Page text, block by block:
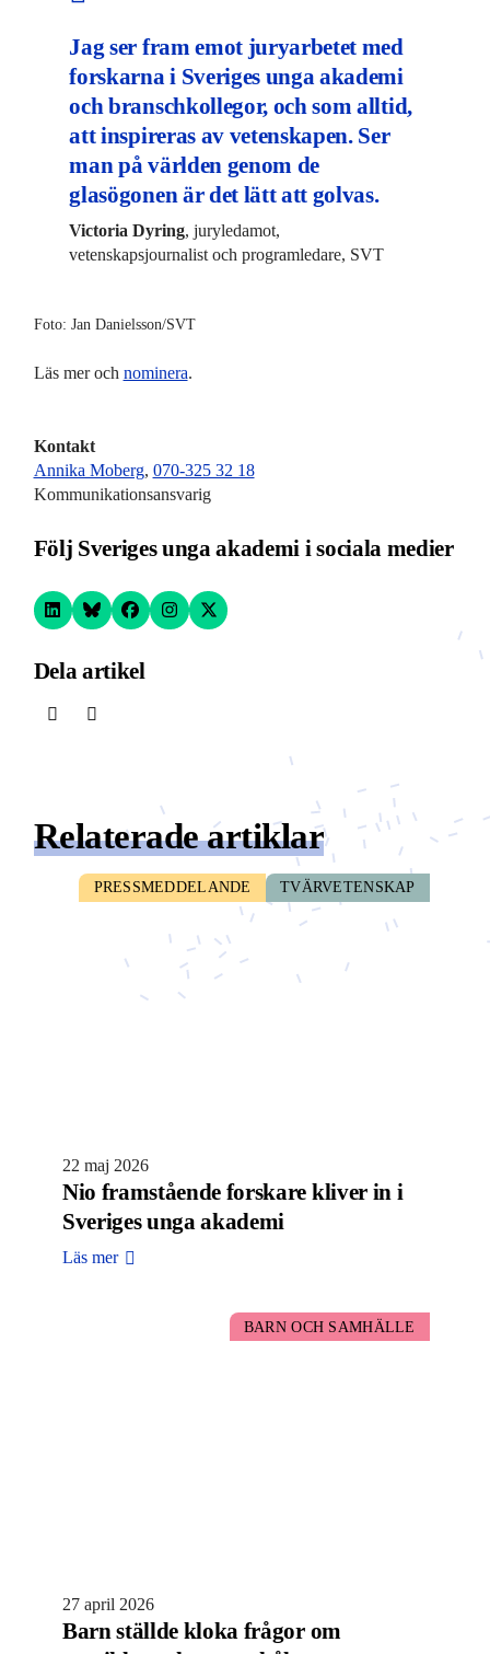
Jag ser fram emot juryarbetet med
forskarna i Sveriges unga akademi
och branschkollegor, och som alltid,
att inspireras av vetenskapen. Ser
man på världen genom de
glasögonen är det lätt att golvas.
Victoria Dyring, juryledamot,
vetenskapsjournalist och programledare, SVT
Foto: Jan Danielsson/SVT
Läs mer och nominera.
Kontakt
Annika Moberg, 070-325 32 18
Kommunikationsansvarig
Följ Sveriges unga akademi i sociala medier
Dela artikel
Relaterade artiklar
PRESSMEDDELANDE TVÄRVETENSKAP
22 maj 2026
Nio framstående forskare kliver in i
Sveriges unga akademi
Läs mer
BARN OCH SAMHÄLLE
27 april 2026
Barn ställde kloka frågor om